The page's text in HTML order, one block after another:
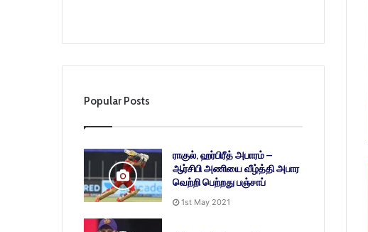
Popular Posts
ராகுல், ஹர்பிரீத் அபாரம் –
ஆர்சிபி அணியை வீழ்த்தி அபார
வெற்றி பெற்றது பஞ்சாப்
1st May 2021